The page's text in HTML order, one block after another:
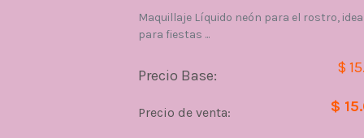
Maquillaje Líquido neón para el rostro,
para fiestas ...
Precio Base: $
Precio de venta: $